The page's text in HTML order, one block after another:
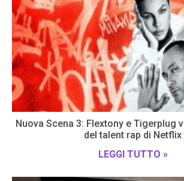
Nuova Scena 3: Flextony e Tigerplug
del talent rap di Netflix
LEGGI TUTTO »